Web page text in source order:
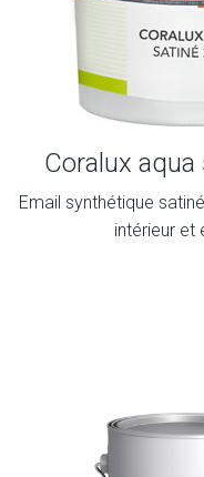
Coralux
Email synthétique
intérieur et